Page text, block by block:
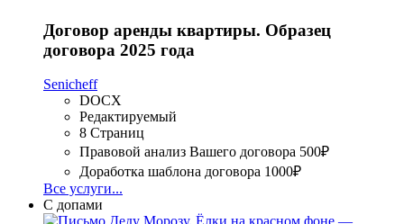
Договор аренды квартиры. Образец
договора 2025 года
Senicheff
DOCX
Редактируемый
8 Страниц
Правовой анализ Вашего договора 500₽
Доработка шаблона договора 1000₽
Все услуги...
С допами